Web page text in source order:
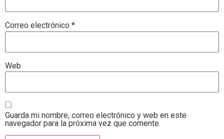
Correo electrónico *
Web
Guarda mi nombre, correo electrónico y web en este
navegador para la próxima vez que comente.